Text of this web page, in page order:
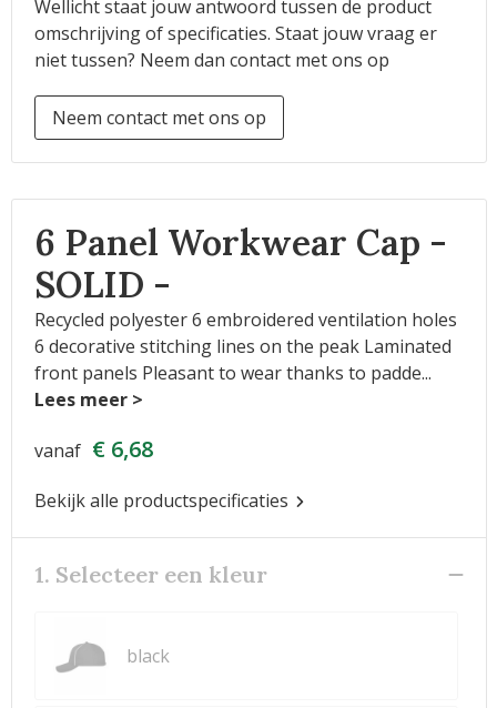
Wellicht staat jouw antwoord tussen de product
omschrijving of specificaties. Staat jouw vraag er
niet tussen? Neem dan contact met ons op
Neem contact met ons op
6 Panel Workwear Cap -
SOLID -
Recycled polyester 6 embroidered ventilation holes
6 decorative stitching lines on the peak Laminated
front panels Pleasant to wear thanks to padde...
vanaf € 6,68
Bekijk alle productspecificaties
1. Selecteer een kleur
black